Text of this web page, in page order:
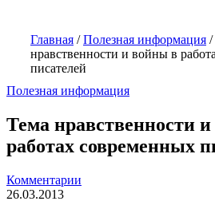
Главная /Полезная информация /
нравственности и войны в
писателей
Полезная информация
Тема нравственности
работах современных
Комментарии
26.03.2013